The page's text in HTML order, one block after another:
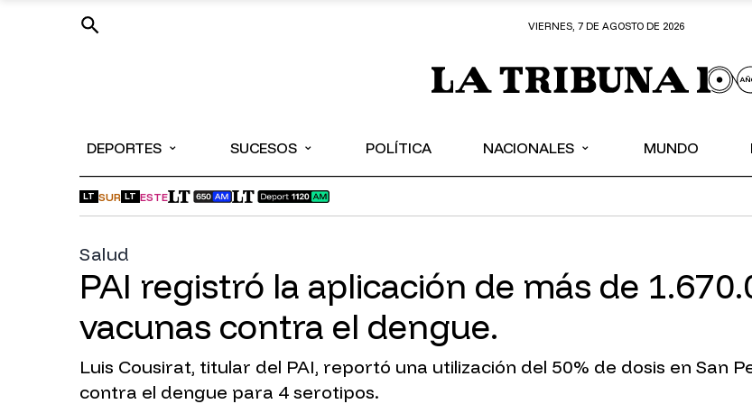
VIERNES, 7 DE AGOSTO DE 2026
DEPORTES ⌄ SUCESOS ⌄ POLÍTICA NACIONALES ⌄ MUNDO
LT SUR LT ESTE
Salud
PAI registró la aplicación de más de
vacunas contra el dengue.
Luis Cousirat, titular del PAI, reportó una utilización del 50% de dosis en San
contra el dengue para 4 serotipos.